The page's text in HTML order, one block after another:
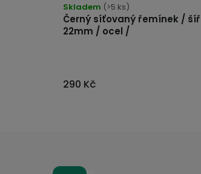
Černý síťovaný řemínek /
22mm / ocel /
Skladem (>5 ks)
290 Kč